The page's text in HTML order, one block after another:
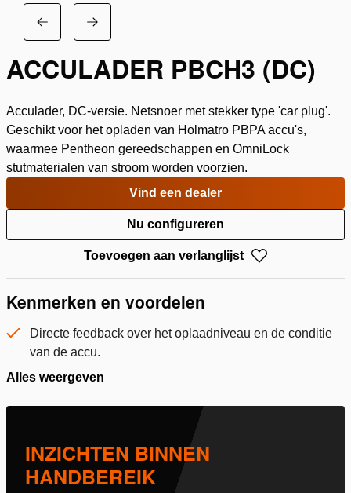
ACCULADER PBCH3 (DC)
Acculader, DC-versie. Netsnoer met stekker type 'car plug'.
Geschikt voor het opladen van Holmatro PBPA accu's,
waarmee Pentheon gereedschappen en OmniLock
stutmaterialen van stroom worden voorzien.
Vind een dealer
Nu configureren
Toevoegen aan verlanglijst
Kenmerken en voordelen
Directe feedback over het oplaadniveau en de conditie
van de accu.
Alles weergeven
INZICHTEN BINNEN
HANDBEREIK